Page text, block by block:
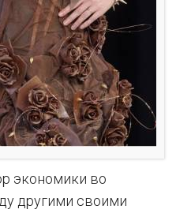
экономики во
другими своими